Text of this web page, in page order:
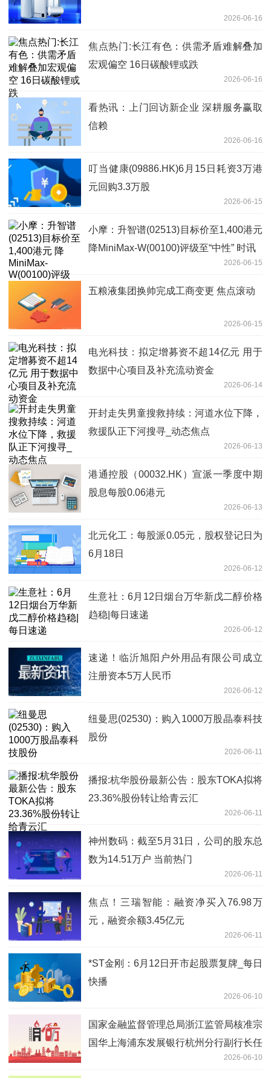
2026-06-16
焦点热门:长江有色：供需矛盾难解叠加
宏观偏空 16日碳酸锂或跌
2026-06-16
看热讯：上门回访新企业 深耕服务赢取
信赖
2026-06-16
叮当健康(09886.HK)6月15日耗资3万港
元回购3.3万股
2026-06-15
小摩：升智谱(02513)目标价至1,400港元
降MiniMax-W(00100)评级至“中性” 时讯
2026-06-15
五粮液集团换帅完成工商变更 焦点滚动
2026-06-15
电光科技：拟定增募资不超14亿元 用于
数据中心项目及补充流动资金
2026-06-14
开封走失男童搜救持续：河道水位下降，
救援队正下河搜寻_动态焦点
2026-06-13
港通控股（00032.HK）宣派一季度中期
股息每股0.06港元
2026-06-13
北元化工：每股派0.05元，股权登记日为
6月18日
2026-06-12
生意社：6月12日烟台万华新戊二醇价格
趋稳|每日速递
2026-06-12
速递！临沂旭阳户外用品有限公司成立
注册资本5万人民币
2026-06-12
纽曼思(02530)：购入1000万股晶泰科技
股份
2026-06-11
播报:杭华股份最新公告：股东TOKA拟将
23.36%股份转让给青云汇
2026-06-11
神州数码：截至5月31日，公司的股东总
数为14.51万户 当前热门
2026-06-11
焦点！三瑞智能：融资净买入76.98万
元，融资余额3.45亿元
2026-06-11
*ST金刚：6月12日开市起股票复牌_每日
快播
2026-06-10
国家金融监督管理总局浙江监管局核准宗
国华上海浦东发展银行杭州分行副行长任
2026-06-10